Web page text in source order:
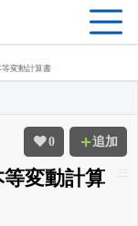
等変動計算書
0 追加
変動計算